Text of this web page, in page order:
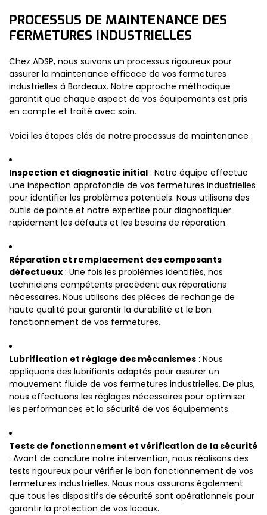
PROCESSUS DE MAINTENANCE DES
FERMETURES INDUSTRIELLES
Chez ADSP, nous suivons un processus rigoureux pour
assurer la maintenance efficace de vos fermetures
industrielles à Bordeaux. Notre approche méthodique
garantit que chaque aspect de vos équipements est pris
en compte et traité avec soin.
Voici les étapes clés de notre processus de maintenance :
Inspection et diagnostic initial : Notre équipe effectue
une inspection approfondie de vos fermetures industrielles
pour identifier les problèmes potentiels. Nous utilisons des
outils de pointe et notre expertise pour diagnostiquer
rapidement les défauts et les besoins de réparation.
Réparation et remplacement des composants
défectueux : Une fois les problèmes identifiés, nos
techniciens compétents procèdent aux réparations
nécessaires. Nous utilisons des pièces de rechange de
haute qualité pour garantir la durabilité et le bon
fonctionnement de vos fermetures.
Lubrification et réglage des mécanismes : Nous
appliquons des lubrifiants adaptés pour assurer un
mouvement fluide de vos fermetures industrielles. De plus,
nous effectuons les réglages nécessaires pour optimiser
les performances et la sécurité de vos équipements.
Tests de fonctionnement et vérification de la sécurité
: Avant de conclure notre intervention, nous réalisons des
tests rigoureux pour vérifier le bon fonctionnement de vos
fermetures industrielles. Nous nous assurons également
que tous les dispositifs de sécurité sont opérationnels pour
garantir la protection de vos locaux.